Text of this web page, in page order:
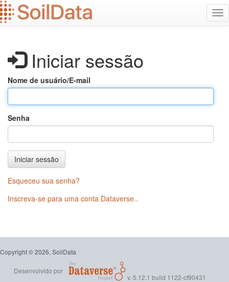
Ir
para
o
Iniciar sessão
Nome de usuário/E-mail
Senha
Iniciar sessão
Esqueceu sua senha?
Inscreva-se para uma conta Dataverse..
Copyright © 2026, SoilData
Desenvolvido por
v. 5.12.1 build 1122-cf90431